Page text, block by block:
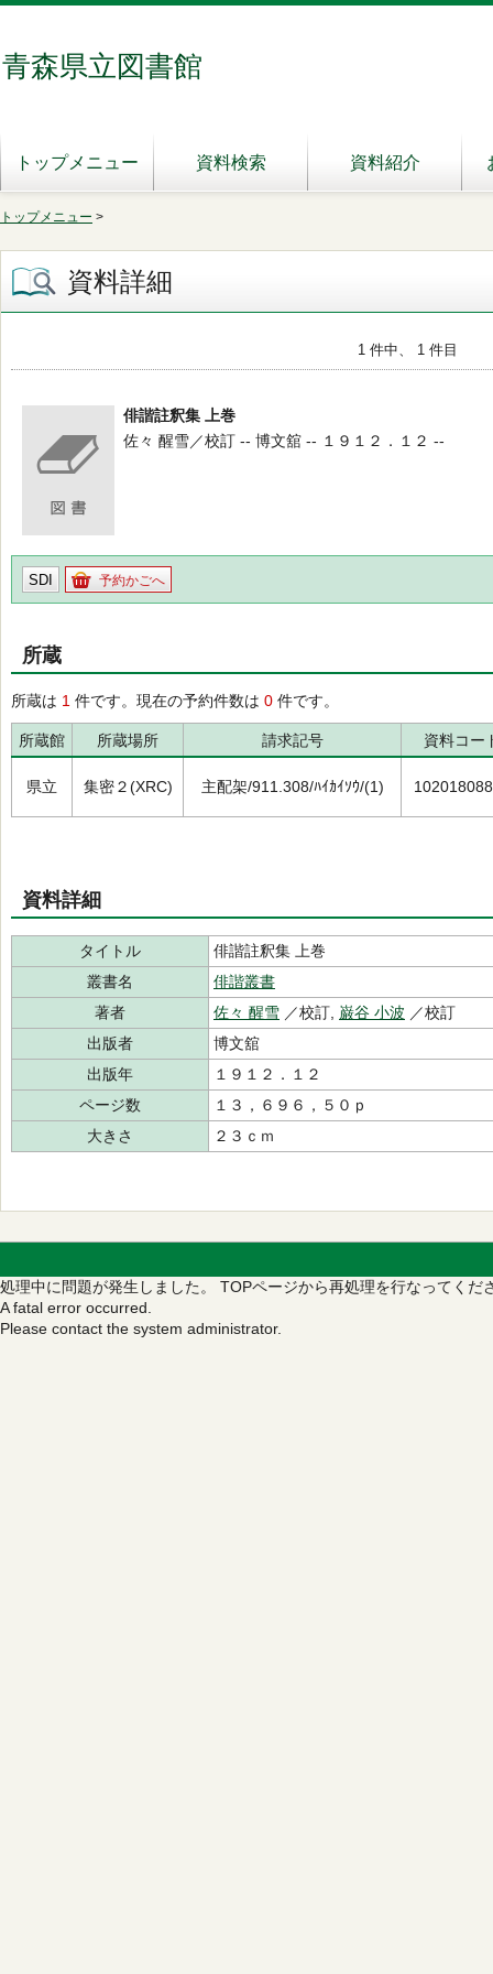
青森県立図書館
トップメニュー 資料検索 資料紹介
トップメニュー >
資料詳細
1 件中、 1 件目
俳諧註釈集 上巻
佐々 醒雪／校訂 -- 博文舘 -- １９１２．１２ --
SDI 予約かごへ
所蔵
所蔵は 1 件です。現在の予約件数は 0 件です。
所蔵館 所蔵場所 請求記号 資料コー
県立 集密２(XRC) 主配架/911.308/ﾊｲｶｲｿｳ/(1)
資料詳細
タイトル
俳諧註釈集 上巻
叢書名
俳諧叢書
著者
佐々 醒雪 ／校訂, 巌谷 小波 ／校訂
出版者
博文舘
出版年
１９１２．１２
ページ数
１３，６９６，５０ｐ
大きさ
２３ｃｍ
処理中に問題が発生しました。 TOPページから再処理を行なってくだ
A fatal error occurred.
Please contact the system administrator.